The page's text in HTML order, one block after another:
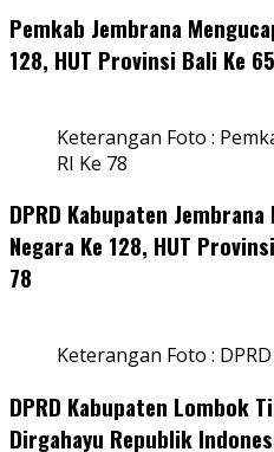
Pemkab Jembrana
128, HUT Provinsi Bali Ke
Keterangan Foto :
RI Ke 78
DPRD Kabupaten
Negara Ke 128, HUT
78
Keterangan Foto :
DPRD Kabupaten Lombok
Dirgahayu Republik